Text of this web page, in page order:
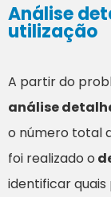
Análise
utilização
A partir do
análise
o número total
foi realizado o
identificar